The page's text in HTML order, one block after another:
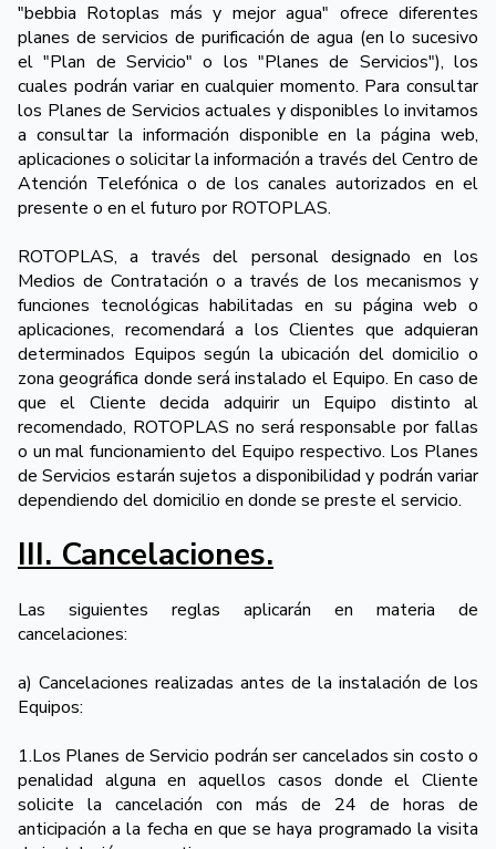
"bebbia Rotoplas más y mejor agua" ofrece diferentes
planes de servicios de purificación de agua (en lo sucesivo
el "Plan de Servicio" o los "Planes de Servicios"), los
cuales podrán variar en cualquier momento. Para consultar
los Planes de Servicios actuales y disponibles lo invitamos
a consultar la información disponible en la página web,
aplicaciones o solicitar la información a través del Centro de
Atención Telefónica o de los canales autorizados en el
presente o en el futuro por ROTOPLAS.
ROTOPLAS, a través del personal designado en los
Medios de Contratación o a través de los mecanismos y
funciones tecnológicas habilitadas en su página web o
aplicaciones, recomendará a los Clientes que adquieran
determinados Equipos según la ubicación del domicilio o
zona geográfica donde será instalado el Equipo. En caso de
que el Cliente decida adquirir un Equipo distinto al
recomendado, ROTOPLAS no será responsable por fallas
o un mal funcionamiento del Equipo respectivo. Los Planes
de Servicios estarán sujetos a disponibilidad y podrán variar
dependiendo del domicilio en donde se preste el servicio.
III. Cancelaciones.
Las siguientes reglas aplicarán en materia de
cancelaciones:
a) Cancelaciones realizadas antes de la instalación de los
Equipos:
1.Los Planes de Servicio podrán ser cancelados sin costo o
penalidad alguna en aquellos casos donde el Cliente
solicite la cancelación con más de 24 de horas de
anticipación a la fecha en que se haya programado la visita